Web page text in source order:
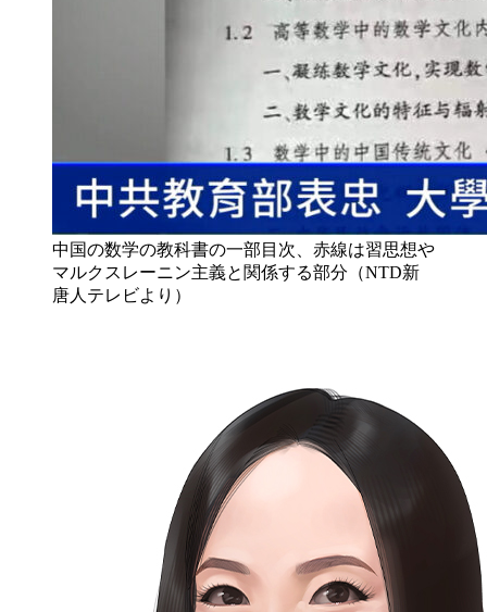
中国の数学の教科書の一部目次、赤線は習思想や
マルクスレーニン主義と関係する部分（NTD新
唐人テレビより）